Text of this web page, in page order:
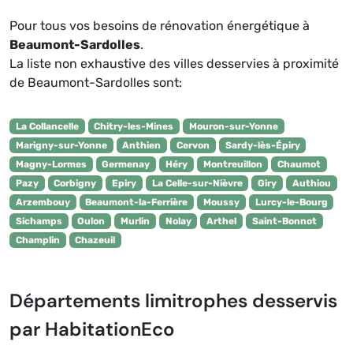
Pour tous vos besoins de rénovation énergétique à
Beaumont-Sardolles.
La liste non exhaustive des villes desservies à proximité
de Beaumont-Sardolles sont:
La Collancelle Chitry-les-Mines
Mouron-sur-Yonne
Marigny-sur-Yonne
Anthien Cervon
Sardy-lès-Épiry
Magny-Lormes
Germenay Héry Montreuillon
Chaumot
Pazy
Corbigny Epiry La Celle-sur-Nièvre Giry
Authiou
Arzembouy
Beaumont-la-Ferrière Moussy
Lurcy-le-Bourg
Sichamps
Oulon Murlin Nolay Arthel
Saint-Bonnot
Champlin
Chazeuil
Départements limitrophes desservis
par HabitationEco